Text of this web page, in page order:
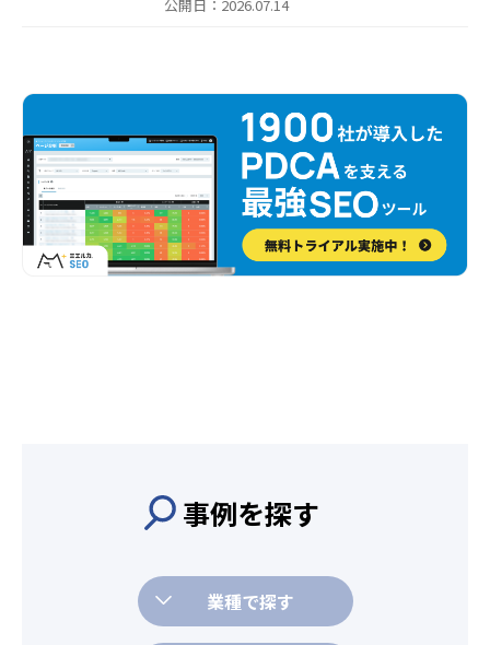
公開日：2026.07.14
事例を探す
業種で探す